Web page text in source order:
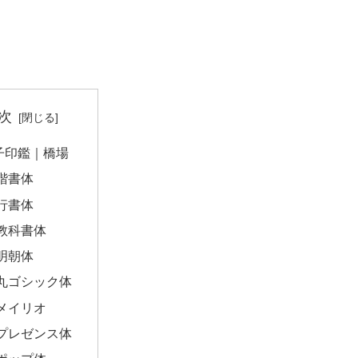
印鑑｜橋場
書体
書体
科書体
朝体
ゴシック体
イリオ
レゼンス体